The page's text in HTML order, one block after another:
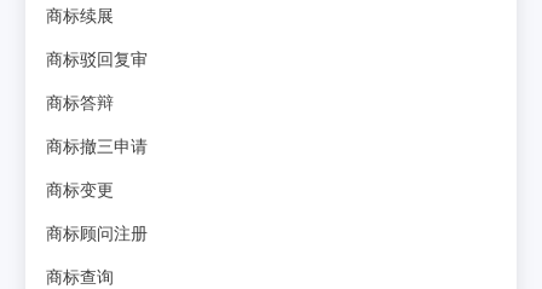
商标续展
商标驳回复审
商标答辩
商标撤三申请
商标变更
商标顾问注册
商标查询